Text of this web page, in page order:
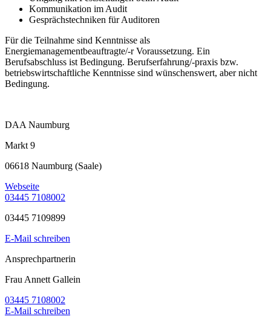
Kommunikation im Audit
Gesprächstechniken für Auditoren
Für die Teilnahme sind Kenntnisse als
Energiemanagementbeauftragte/-r Voraussetzung. Ein
Berufsabschluss ist Bedingung. Berufserfahrung/-praxis bzw.
betriebswirtschaftliche Kenntnisse sind wünschenswert, aber nicht
Bedingung.
DAA Naumburg
Markt 9
06618 Naumburg (Saale)
Webseite
03445 7108002
03445 7109899
E-Mail schreiben
Ansprechpartnerin
Frau Annett Gallein
03445 7108002
E-Mail schreiben